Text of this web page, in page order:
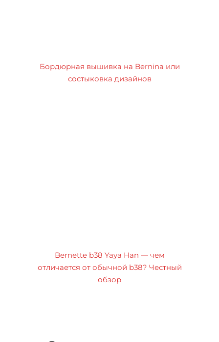
Бордюрная вышивка на Bernina или
состыковка дизайнов
Bernette b38 Yaya Han — чем
отличается от обычной b38? Честный
обзор